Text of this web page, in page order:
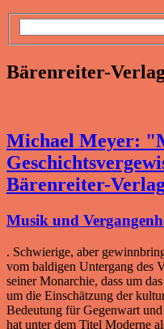
Bärenreiter-
Michael Meyer:
Bärenreiter-
Musik und
. Schwierige, aber
vom baldigen Untergang des
seiner Monarchie, dass um
um die Einschätzung der
Bedeutung für Gegenwart
hat unter dem Titel Moderne